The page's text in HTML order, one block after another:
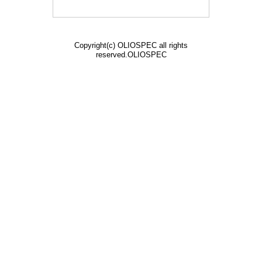
Copyright(c) OLIOSPEC all rights
reserved.OLIOSPEC